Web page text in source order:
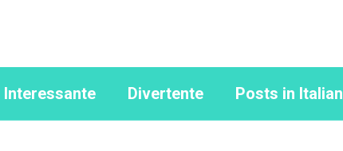
Interessante Divertente Posts in Italian